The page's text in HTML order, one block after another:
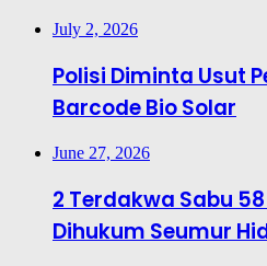
July 2, 2026
Polisi Diminta Usut
Barcode Bio Solar
June 27, 2026
2 Terdakwa Sabu
Dihukum Seumur